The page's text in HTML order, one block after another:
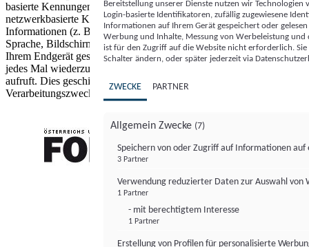
basierte Kennungen, zufällig generierte Kennungen,
netzwerkbasierte Kennungen) können zusammen mit anderen
Informationen (z. B. Browsertyp und Browserinformationen,
Sprache, Bildschirmgröße, unterstützte Technologien usw.) auf
Ihrem Endgerät gespeichert oder von dort ausgelesen werden, um es
jedes Mal wiederzuerkennen, wenn es eine App oder einer Webseite
aufruft. Dies geschieht für einen oder mehrere der hier aufgeführten
Verarbeitungszwecke.
Bereitstellung unserer Dienste nutzen wir Technologien
Login-basierte Identifikatoren, zufällig zugewiesene
Informationen auf Ihrem Gerät gespeichert oder
Werbung und Inhalte, Messung von Werbeleistung
ist für den Zugriff auf die Website nicht erforderlich.
Schalter ändern, oder später jederzeit via
ZWECKE PARTNER
Allgemein Zwecke (7)
Speichern von oder Zugriff auf Informationen auf
3 Partner
Verwendung reduzierter Daten zur Auswahl von
1 Partner
- mit berechtigtem Interesse
1 Partner
Erstellung von Profilen für personalisierte
FONDS professionell